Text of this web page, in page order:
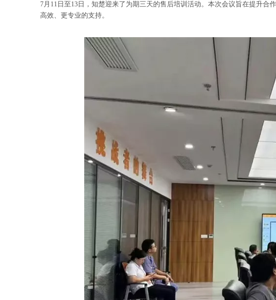
7月11日至13日，知楚迎来了为期三天的售后培训活动。本次会议旨在提升
高效、更专业的支持。